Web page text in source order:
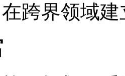
跨界领域